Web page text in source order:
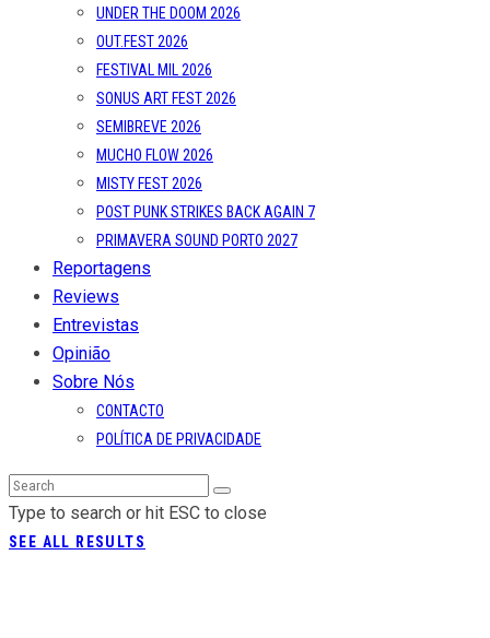
UNDER THE DOOM 2026
OUT.FEST 2026
FESTIVAL MIL 2026
SONUS ART FEST 2026
SEMIBREVE 2026
MUCHO FLOW 2026
MISTY FEST 2026
POST PUNK STRIKES BACK AGAIN 7
PRIMAVERA SOUND PORTO 2027
Reportagens
Reviews
Entrevistas
Opinião
Sobre Nós
CONTACTO
POLÍTICA DE PRIVACIDADE
Type to search or hit ESC to close
SEE ALL RESULTS